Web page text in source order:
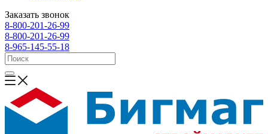
Заказать звонок
8-800-201-26-99
8-800-201-26-99
8-965-145-55-18